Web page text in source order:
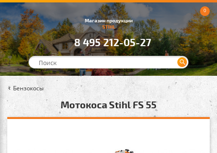
Магазин продукции
STIHL
8 495 212-05-27
0
Бензокосы
Мотокоса Stihl FS 55